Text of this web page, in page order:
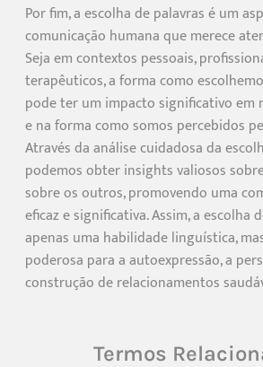
Por fim, a escolha de palavras é um
comunicação humana que merece
Seja em contextos pessoais,
terapêuticos, a forma como
pode ter um impacto significativo em
e na forma como somos percebidos
Através da análise cuidadosa da
podemos obter insights valiosos
sobre os outros, promovendo uma
eficaz e significativa. Assim, a escolha
apenas uma habilidade linguística,
poderosa para a autoexpressão, a
construção de relacionamentos
Termos